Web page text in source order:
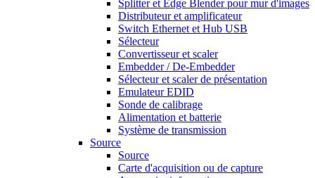
Splitter et Edge Blender pour mur d'images
Distributeur et amplificateur
Switch Ethernet et Hub USB
Sélecteur
Convertisseur et scaler
Embedder / De-Embedder
Sélecteur et scaler de présentation
Emulateur EDID
Sonde de calibrage
Alimentation et batterie
Système de transmission
Source
Source
Carte d'acquisition ou de capture